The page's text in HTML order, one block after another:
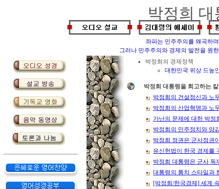
박정희
좌파는 민주주의를 왜곡하
그러나 민주주의와 경제의 발전을 원
박정희의 경제정책
대한민국 위상 드높
박정희 대통령을 회고하는
박정희의 건설정신과 노
박정희의 산업혁명과 노
가난의 문제에 대한 박정
박정희의 민주정치와 양
박정희 정권은 군사정권
유신헌법이 한국 경제를
박정희 대통령은 군사
대통령의 통치 스타일과
[박정희/한국경제] 세계